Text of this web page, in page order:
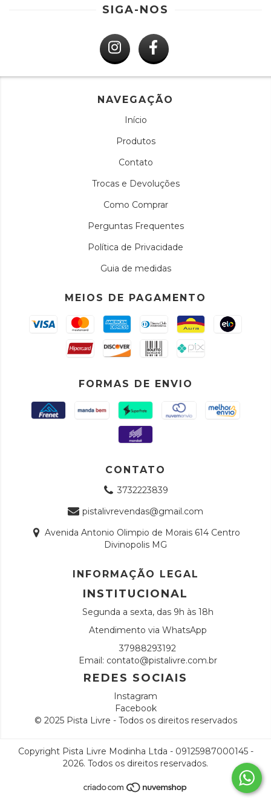
SIGA-NOS
NAVEGAÇÃO
Início
Produtos
Contato
Trocas e Devoluções
Como Comprar
Perguntas Frequentes
Política de Privacidade
Guia de medidas
MEIOS DE PAGAMENTO
FORMAS DE ENVIO
CONTATO
3732223839
pistalivrevendas@gmail.com
Avenida Antonio Olimpio de Morais 614 Centro
Divinopolis MG
INFORMAÇÃO LEGAL
INSTITUCIONAL
Segunda a sexta, das 9h às 18h
Atendimento via WhatsApp
37988293192
Email: contato@pistalivre.com.br
REDES SOCIAIS
Instagram
Facebook
© 2025 Pista Livre - Todos os direitos reservados
Copyright Pista Livre Modinha Ltda - 09125987000145 -
2026. Todos os direitos reservados.